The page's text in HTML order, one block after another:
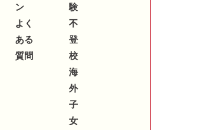
ン
よく
ある
質問
験
不
登
校
海
外
子
女